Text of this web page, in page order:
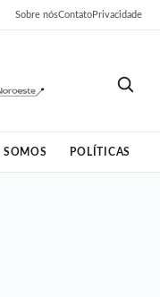
Sobre nósContatoPrivacidade
SOMOS POLÍTICAS